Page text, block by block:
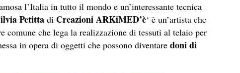
l’Italia in tutto il mondo e un’interessante tecnica
Petitta di Creazioni ARKiMED’è‘ è un’artista che
che lega la realizzazione di tessuti al telaio per
in opera di oggetti che possono diventare doni di